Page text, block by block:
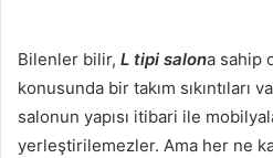
Bilenler bilir, L tipi salona sahip
konusunda bir takım sıkıntıları
salonun yapısı itibari ile
yerleştirilemezler. Ama her ne